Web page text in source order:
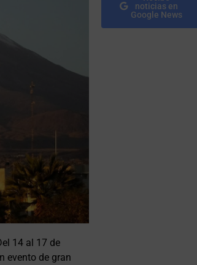
14 al 17 de
evento de gran
noticias en
Google News